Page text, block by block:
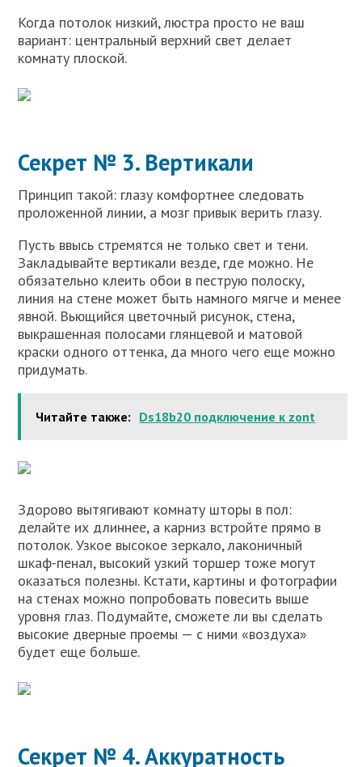
Когда потолок низкий, люстра просто не ваш
вариант: центральный верхний свет делает
комнату плоской.
Секрет № 3. Вертикали
Принцип такой: глазу комфортнее следовать
проложенной линии, а мозг привык верить глазу.
Пусть ввысь стремятся не только свет и тени.
Закладывайте вертикали везде, где можно. Не
обязательно клеить обои в пеструю полоску,
линия на стене может быть намного мягче и менее
явной. Вьющийся цветочный рисунок, стена,
выкрашенная полосами глянцевой и матовой
краски одного оттенка, да много чего еще можно
придумать.
Читайте также: Ds18b20 подключение к zont
Здорово вытягивают комнату шторы в пол:
делайте их длиннее, а карниз встройте прямо в
потолок. Узкое высокое зеркало, лаконичный
шкаф-пенал, высокий узкий торшер тоже могут
оказаться полезны. Кстати, картины и фотографии
на стенах можно попробовать повесить выше
уровня глаз. Подумайте, сможете ли вы сделать
высокие дверные проемы — с ними «воздуха»
будет еще больше.
Секрет № 4. Аккуратность